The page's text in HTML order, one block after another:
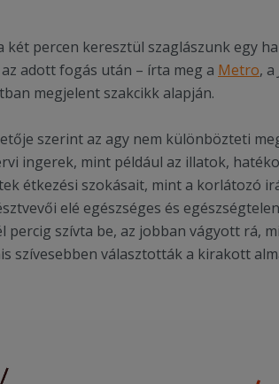
percen keresztül szaglászunk egy
adott fogás után – írta meg a Metro, a
megjelent szakcikk alapján.
szerint az agy nem különbözteti
ingerek, mint például az illatok,
étkezési szokásait, mint a korlátozó
elé egészséges és
percig szívta be, az jobban vágyott rá,
szívesebben választották a kirakott